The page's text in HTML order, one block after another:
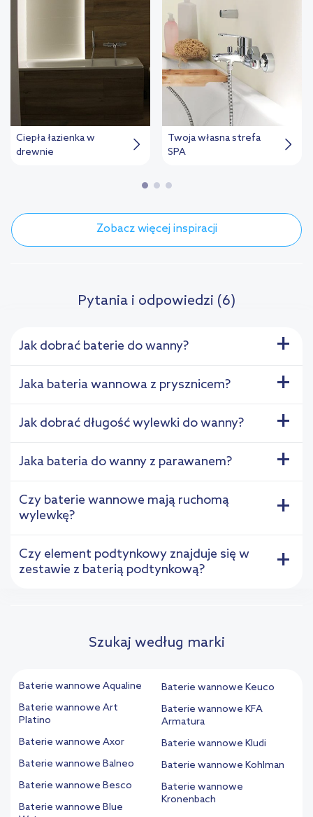
Ciepła łazienka w
drewnie
Twoja własna strefa
SPA
Zobacz więcej inspiracji
Pytania i odpowiedzi (6)
Jak dobrać baterie do wanny? +
Jaka bateria wannowa z prysznicem? +
Jak dobrać długość wylewki do wanny? +
Jaka bateria do wanny z parawanem? +
Czy baterie wannowe mają ruchomą
wylewkę?
+
Czy element podtynkowy znajduje się w
zestawie z baterią podtynkową?
+
Szukaj według marki
Baterie wannowe Aqualine
Baterie wannowe Art
Platino
Baterie wannowe Axor
Baterie wannowe Balneo
Baterie wannowe Besco
Baterie wannowe Blue
Baterie wannowe Keuco
Baterie wannowe KFA
Armatura
Baterie wannowe Kludi
Baterie wannowe Kohlman
Baterie wannowe
Kronenbach